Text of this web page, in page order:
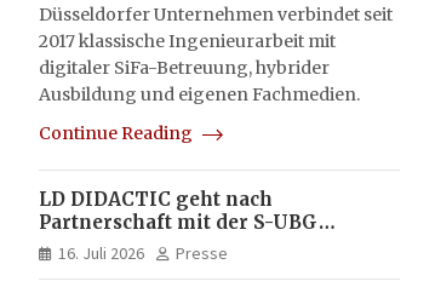
Düsseldorfer Unternehmen verbindet seit
2017 klassische Ingenieurarbeit mit
digitaler SiFa-Betreuung, hybrider
Ausbildung und eigenen Fachmedien.
Continue Reading
LD DIDACTIC geht nach
Partnerschaft mit der S-UBG
vollständig in Unternehmerhand
16. Juli 2026 Presse